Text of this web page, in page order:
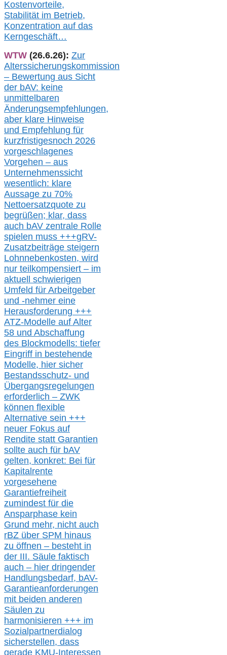
Kostenvorteile,
Stabilität im Betrieb,
Konzentration auf das
Kerngeschäft…
WTW (26.6.26): Zur
Alterssicherungskommission
– Bewertung aus Sicht
der bAV: keine
unmittelbaren
Änderungsempfehlungen,
aber klare Hinweise
und Empfehlung für
kurzfristigesnoch 2026
vorgeschlagenes
Vorgehen – aus
Unternehmenssicht
wesentlich: klare
Aussage zu 70%
Nettoersatzquote zu
begrüßen; klar, dass
auch bAV zentrale Rolle
spielen muss +++gRV-
Zusatzbeiträge steigern
Lohnnebenkosten, wird
nur teilkompensiert – im
aktuell schwierigen
Umfeld für Arbeitgeber
und -nehmer eine
Herausforderung +++
ATZ-Modelle auf Alter
58 und Abschaffung
des Blockmodells: tiefer
Eingriff in bestehende
Modelle, hier sicher
Bestandsschutz- und
Übergangsregelungen
erforderlich – ZWK
können flexible
Alternative sein +++
neuer Fokus auf
Rendite statt Garantien
sollte auch für bAV
gelten, konkret: Bei für
Kapitalrente
vorgesehene
Garantiefreiheit
zumindest für die
Ansparphase kein
Grund mehr, nicht auch
rBZ über SPM hinaus
zu öffnen – besteht in
der III. Säule faktisch
auch – hier dringender
Handlungsbedarf, bAV-
Garantieanforderungen
mit beiden anderen
Säulen zu
harmonisieren +++ im
Sozialpartnerdialog
sicherstellen, dass
gerade KMU-Interessen